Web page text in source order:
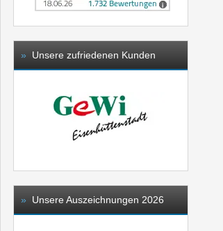
» Unsere zufriedenen Kunden
» Unsere Auszeichnungen 2026